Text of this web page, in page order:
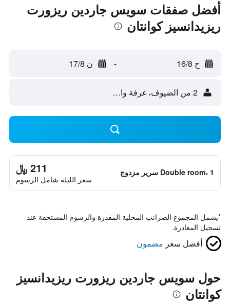
أفضل صفقات سويس جاردين ريزورت
ريزيدانسيز كوانتان
ح 16/8 - ن 17/8
2 من الضيوف، غرفة واحدة
Double room، 1 سرير مزدوج 211 ﷼
سعر الليلة شامل الرسوم
*يشمل المجموع الضرائب المحلية المقدرة والرسوم المستحقة عند
تسجيل المغادرة.
أفضل سعر مضمون
حول سويس جاردين ريزورت ريزيدانسيز
كوانتان